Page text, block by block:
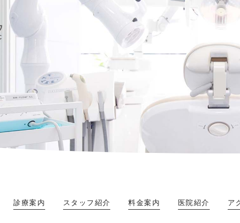
診療案内 スタッフ紹介 料金案内 医院紹介 ア